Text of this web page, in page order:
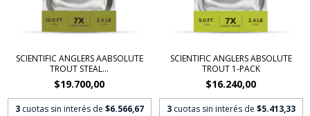
SCIENTIFIC ANGLERS AABSOLUTE
TROUT STEAL...
$19.700,00
3 cuotas sin interés de $6.566,67
SCIENTIFIC ANGLERS ABSOLUTE
TROUT 1-PACK
$16.240,00
3 cuotas sin interés de $5.413,33